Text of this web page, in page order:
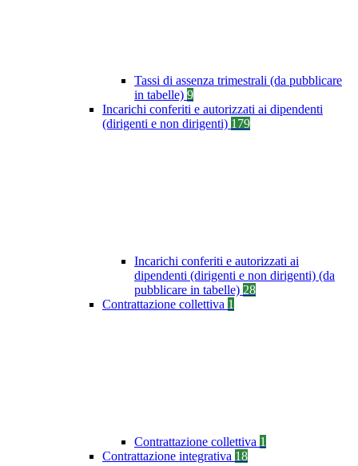
Tassi di assenza trimestrali (da pubblicare
in tabelle) 9
Incarichi conferiti e autorizzati ai dipendenti
(dirigenti e non dirigenti) 179
Incarichi conferiti e autorizzati ai
dipendenti (dirigenti e non dirigenti) (da
pubblicare in tabelle) 28
Contrattazione collettiva 1
Contrattazione collettiva 1
Contrattazione integrativa 18